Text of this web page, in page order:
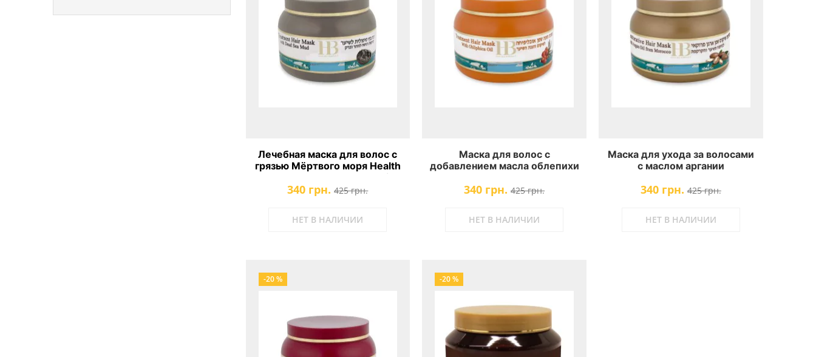
Лечебная маска для волос с
грязью Мёртвого моря Health
And Beauty Treatment Hair
Mask With Dead Sea Mud
340 грн. 425 грн.
НЕТ В НАЛИЧИИ
Маска для волос с
добавлением масла облепихи
Hair Mask With Obliphica Oil
340 грн. 425 грн.
НЕТ В НАЛИЧИИ
Маска для ухода за волосами
с маслом аргании
Beauty Moroccan Argan Oil
Hair Mask
340 грн. 425 грн.
НЕТ В НАЛИЧИИ
-20 % -20 %